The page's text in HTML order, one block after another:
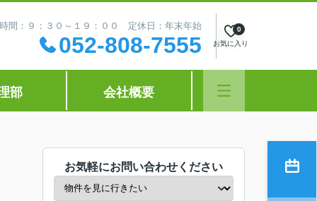
間：９：３０～１９：００ 定休日：年末年始
052-808-7555 お気に入り
0
部 会社概要
お気軽にお問い合わせください